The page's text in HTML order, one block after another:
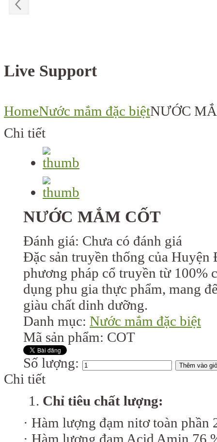
Live Support
HomeNước mắm đặc biệtNƯỚC
Chi tiết
NƯỚC MẮM CỐT
Đánh giá: Chưa có đánh giá
Đặc sản truyền thống của Huyện
phương pháp cổ truyền từ 100%
dụng phu gia thực phẩm, mang
giàu chất dinh dưỡng.
Danh mục: Nước mắm đặc biệt
Mã sản phẩm: COT
Số lượng:
Chi tiết
Chỉ tiêu chất lượng:
· Hàm lượng đạm nitơ toàn phần
· Hàm lượng đạm Acid Amin 76